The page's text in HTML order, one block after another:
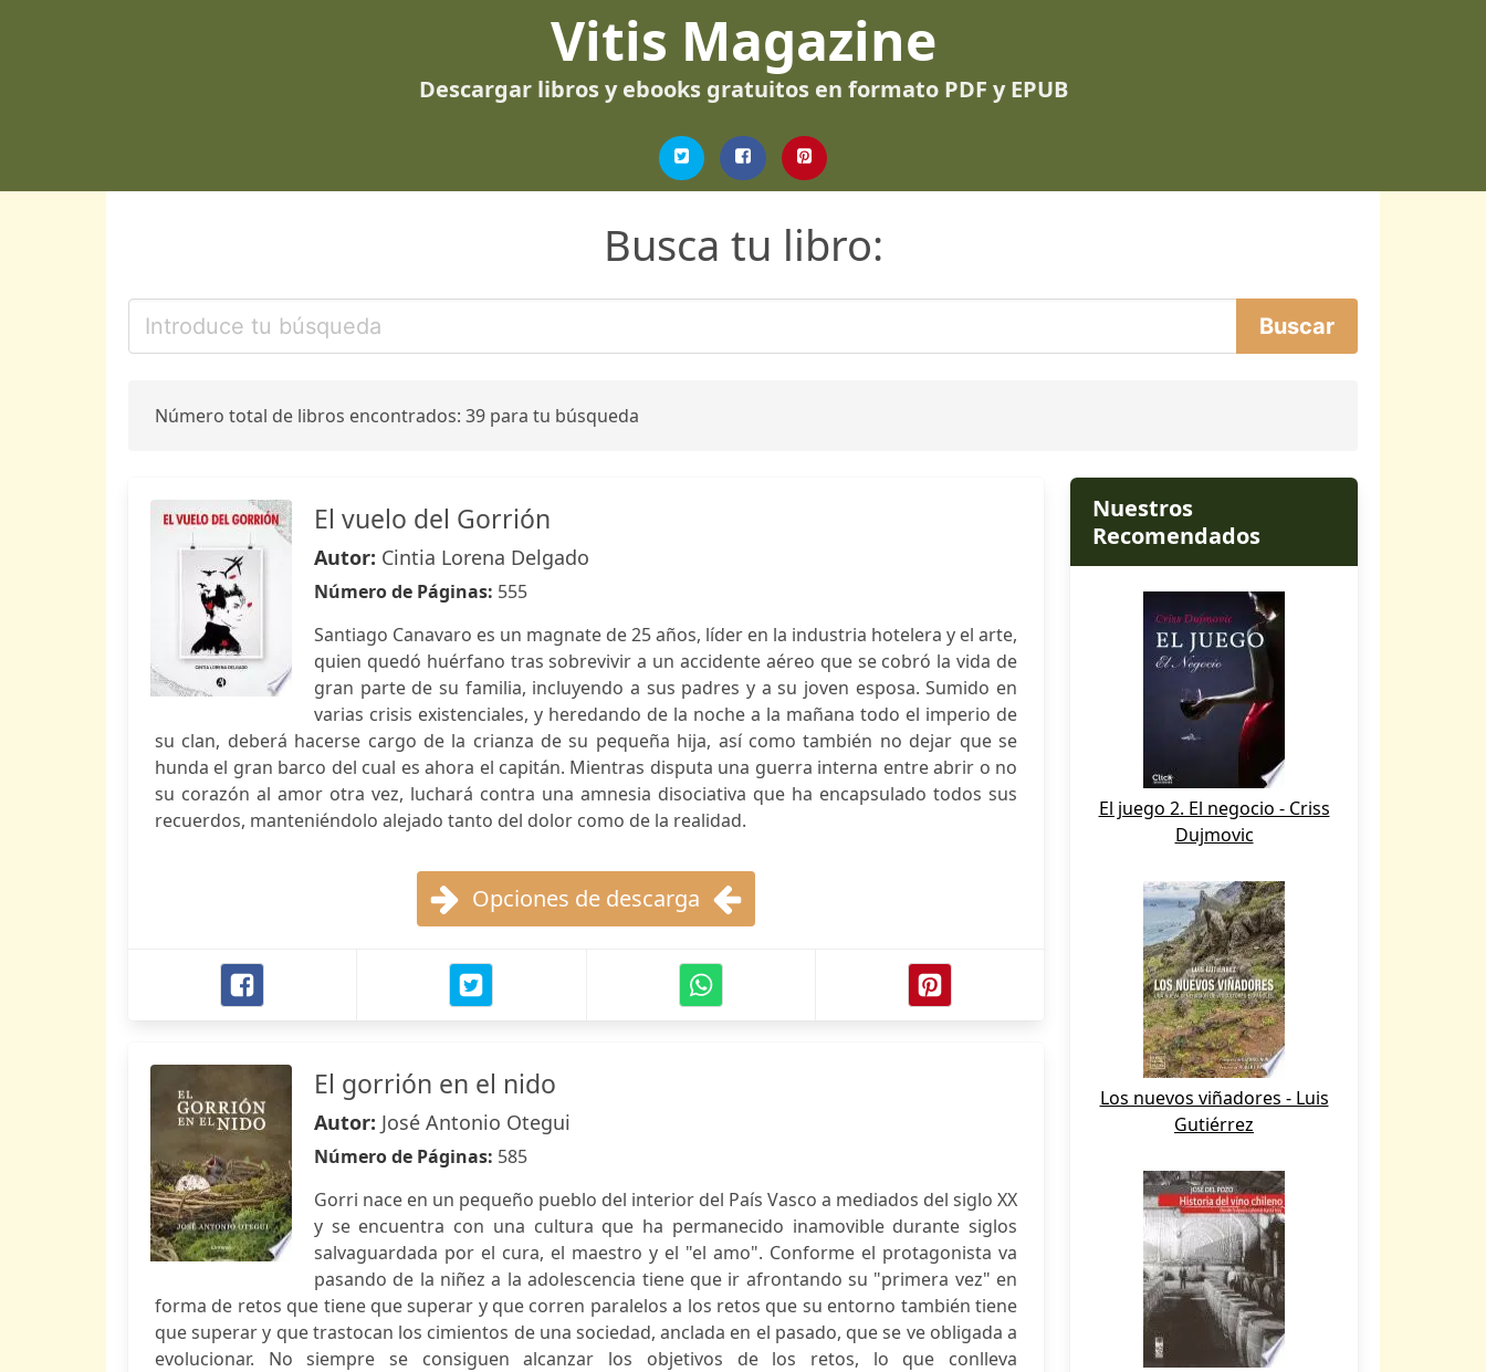
Vitis Magazine
Descargar libros y ebooks gratuitos en formato PDF y EPUB
Busca tu libro:
Número total de libros encontrados: 39 para tu búsqueda
El vuelo del Gorrión
Autor: Cintia Lorena Delgado
Número de Páginas: 555
Santiago Canavaro es un magnate de 25 años, líder en la industria hotelera y el arte,
quien quedó huérfano tras sobrevivir a un accidente aéreo que se cobró la vida de
gran parte de su familia, incluyendo a sus padres y a su joven esposa. Sumido en
varias crisis existenciales, y heredando de la noche a la mañana todo el imperio de
su clan, deberá hacerse cargo de la crianza de su pequeña hija, así como también no dejar que se
hunda el gran barco del cual es ahora el capitán. Mientras disputa una guerra interna entre abrir o no
su corazón al amor otra vez, luchará contra una amnesia disociativa que ha encapsulado todos sus
recuerdos, manteniéndolo alejado tanto del dolor como de la realidad.
Opciones de descarga
El gorrión en el nido
Autor: José Antonio Otegui
Número de Páginas: 585
Gorri nace en un pequeño pueblo del interior del País Vasco a mediados del siglo XX
y se encuentra con una cultura que ha permanecido inamovible durante siglos
salvaguardada por el cura, el maestro y el "el amo". Conforme el protagonista va
pasando de la niñez a la adolescencia tiene que ir afrontando su "primera vez" en
forma de retos que tiene que superar y que corren paralelos a los retos que su entorno también tiene
que superar y que trastocan los cimientos de una sociedad, anclada en el pasado, que se ve obligada a
evolucionar. No siempre se consiguen alcanzar los objetivos de los retos, lo que conlleva
Nuestros
Recomendados
El juego 2. El negocio - Criss
Dujmovic
Los nuevos viñadores - Luis
Gutiérrez